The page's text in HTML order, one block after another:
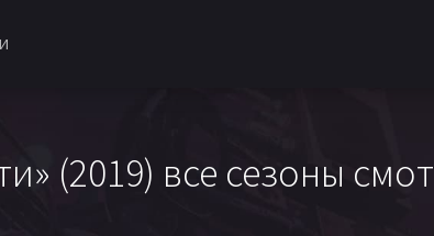
(2019) все сезоны